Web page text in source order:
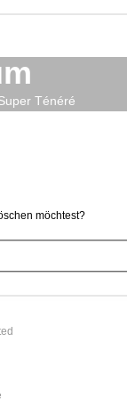
Ténéré
möchtest?